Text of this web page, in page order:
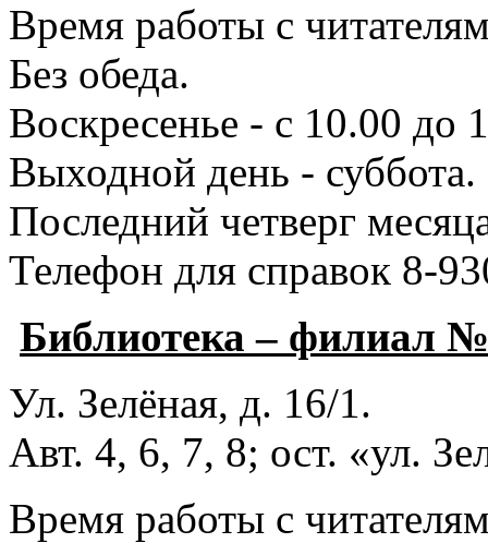
Время работы с
Без обеда.
Воскресенье - с 10.00 до
Выходной день - суббота.
Последний четверг
Телефон для справок 8-
Библиотека – филиал
Ул. Зелёная, д. 16/1.
Авт. 4, 6, 7, 8; ост. «ул.
Время работы с